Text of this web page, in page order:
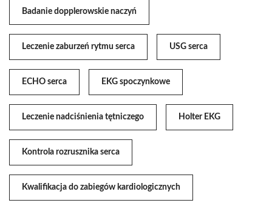
Badanie dopplerowskie naczyń
Leczenie zaburzeń rytmu serca USG serca
ECHO serca EKG spoczynkowe
Leczenie nadciśnienia tętniczego Holter EKG
Kontrola rozrusznika serca
Kwalifikacja do zabiegów kardiologicznych